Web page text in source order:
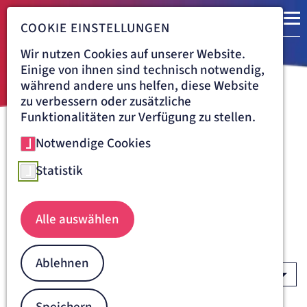
Navigationspfad
ARTEMED AKADEMIE AUSBILDUNG/STUDIUM
Starte mit einer Ausbildung
oder einem Studium bei der
Artemed
AUSBILDUNGSBERUF
STANDORT
COOKIE EINSTELLUNGEN
Wir nutzen Cookies auf unserer Website.
Einige von ihnen sind technisch notwendig,
während andere uns helfen, diese Website
zu verbessern oder zusätzliche
Funktionalitäten zur Verfügung zu stellen.
Notwendige Cookies
Statistik
Alle auswählen
Ablehnen